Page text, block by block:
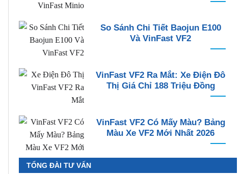
So Sánh Chi Tiết Baojun E100
Và VinFast VF2
VinFast VF2 Ra Mắt: Xe Điện Đô
Thị Giá Chỉ 188 Triệu Đồng
VinFast VF2 Có Mấy Màu? Bảng
Màu Xe VF2 Mới Nhất 2026
TỔNG ĐÀI TƯ VẤN